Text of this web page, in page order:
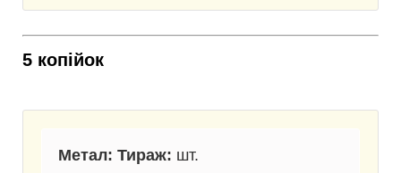
5 копійок
Метал: Тираж: шт.